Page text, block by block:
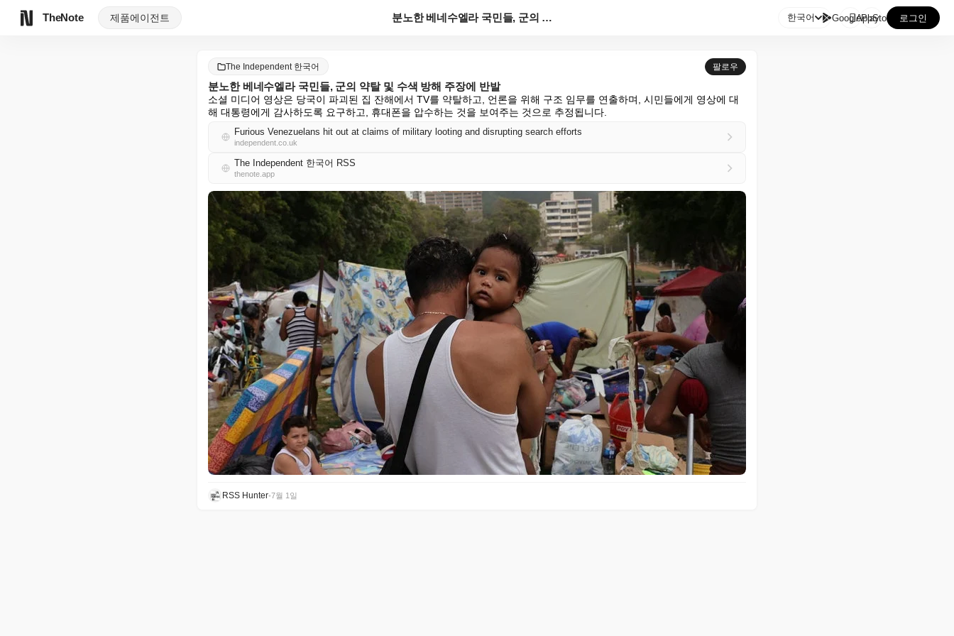
TheNote 제품에이전트 분노한 베네수엘라 국민들, 군의 약탈 및 수색 방해 주... 한국어 GooglePlay
AppStore 로그인
The Independent 한국어 팔로우
분노한 베네수엘라 국민들, 군의 약탈 및 수색 방해 주장에 반발
소셜 미디어 영상은 당국이 파괴된 집 잔해에서 TV를 약탈하고, 언론을 위해 구조 임무를 연출하며, 시민들에게 영상에 대
해 대통령에게 감사하도록 요구하고, 휴대폰을 압수하는 것을 보여주는 것으로 추정됩니다.
Furious Venezuelans hit out at claims of military looting and disrupting search efforts
independent.co.uk
The Independent 한국어 RSS
thenote.app
RSS Hunter•7월 1일